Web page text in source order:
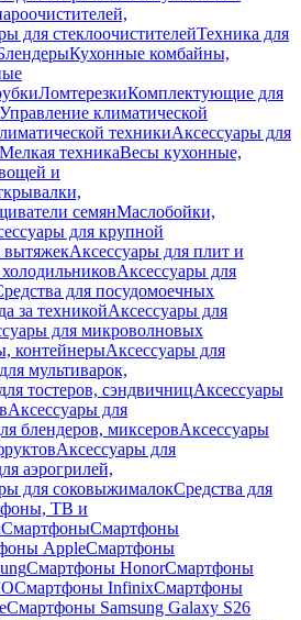
для стеклоочистителейТехника для
Кухонные комбайны,
ЛомтерезкиКомплектующие для
Управление климатической
техникиАксессуары для
Мелкая техникаВесы кухонные,
и
семянМаслобойки,
для крупной
вытяжекАксессуары для плит и
Аксессуары для
для посудомоечных
за техникойАксессуары для
для микроволновых
контейнерыАксессуары для
мультиварок,
тостеров, сэндвичницАксессуары
Аксессуары для
блендеров, миксеровАксессуары
Аксессуары для
аэрогрилей,
для соковыжималокСредства для
ТВ и
СмартфоныСмартфоны
AppleСмартфоны
Смартфоны HonorСмартфоны
Смартфоны InfinixСмартфоны
Смартфоны Samsung Galaxy S26